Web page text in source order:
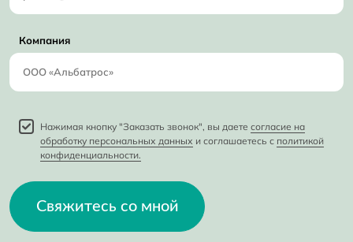
Компания
Нажимая кнопку "Заказать звонок", вы даете согласие на
обработку персональных данных и соглашаетесь с политикой
конфиденциальности.
Свяжитесь со мной